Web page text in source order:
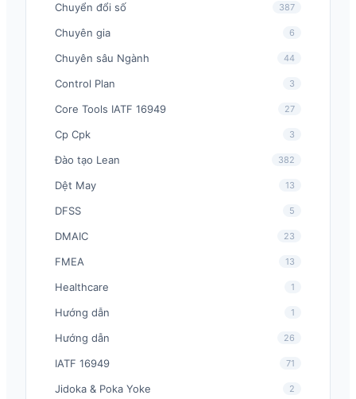
Chuyển đổi số 387
Chuyên gia 6
Chuyên sâu Ngành 44
Control Plan 3
Core Tools IATF 16949 27
Cp Cpk 3
Đào tạo Lean 382
Dệt May 13
DFSS 5
DMAIC 23
FMEA 13
Healthcare 1
Hướng dẫn 1
Hướng dẫn 26
IATF 16949 71
Jidoka & Poka Yoke 2